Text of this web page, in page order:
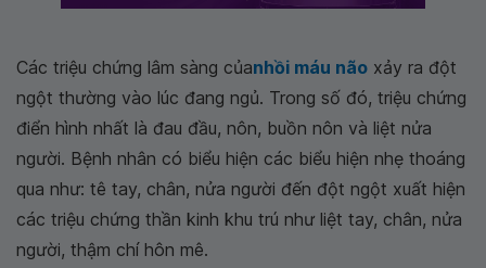
Các triệu chứng lâm sàng củanhồi máu não xảy ra đột
ngột thường vào lúc đang ngủ. Trong số đó, triệu chứng
điển hình nhất là đau đầu, nôn, buồn nôn và liệt nửa
người. Bệnh nhân có biểu hiện các biểu hiện nhẹ thoáng
qua như: tê tay, chân, nửa người đến đột ngột xuất hiện
các triệu chứng thần kinh khu trú như liệt tay, chân, nửa
người, thậm chí hôn mê.